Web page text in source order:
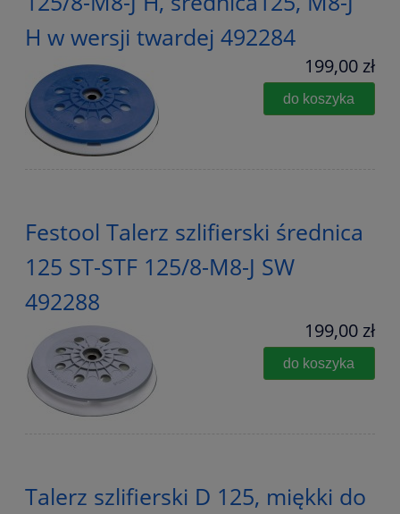
H w wersji twardej 492284
199,00 zł
do koszyka
Festool Talerz szlifierski średnica
125 ST-STF 125/8-M8-J SW
492288
199,00 zł
do koszyka
Talerz szlifierski D 125, miękki do